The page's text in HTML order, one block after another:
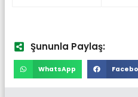
Şununla Paylaş:
WhatsApp